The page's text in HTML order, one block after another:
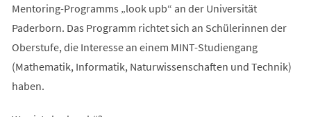
Mentoring-Programms „look upb“ an der Universität
Paderborn. Das Programm richtet sich an Schülerinnen der
Oberstufe, die Interesse an einem MINT-Studiengang
(Mathematik, Informatik, Naturwissenschaften und Technik)
haben.